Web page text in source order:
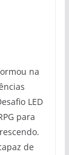
na
LED
para
de